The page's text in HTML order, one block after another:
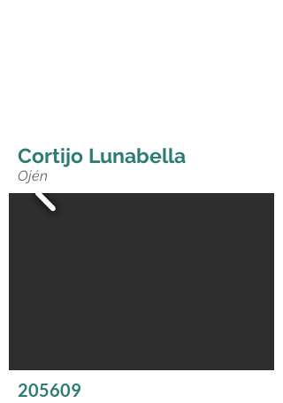
Cortijo Lunabella
Ojén
205609